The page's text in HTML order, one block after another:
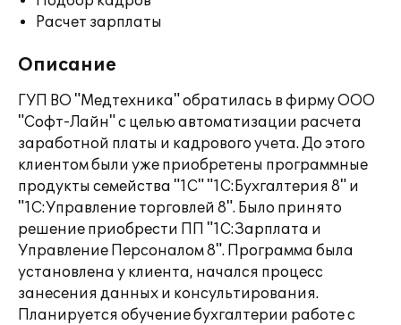
Расчет зарплаты
Описание
ГУП ВО "Медтехника" обратилась в фирму ООО
"Софт-Лайн" с целью автоматизации расчета
заработной платы и кадрового учета. До этого
клиентом были уже приобретены программные
продукты семейства "1С" "1С:Бухгалтерия 8" и
"1С:Управление торговлей 8". Было принято
решение приобрести ПП "1С:Зарплата и
Управление Персоналом 8". Программа была
установлена у клиента, начался процесс
занесения данных и консультирования.
Планируется обучение бухгалтерии работе с